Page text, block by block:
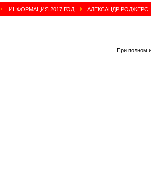
ИНФОРМАЦИЯ 2017 ГОД АЛЕКСАНДР
При полном